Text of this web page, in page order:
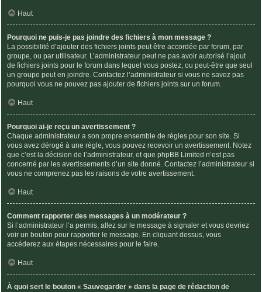
Haut
Pourquoi ne puis-je pas joindre des fichiers à mon message ?
La possibilité d’ajouter des fichiers joints peut être accordée par forum, par
groupe, ou par utilisateur. L’administrateur peut ne pas avoir autorisé l’ajout
de fichiers joints pour le forum dans lequel vous postez, ou peut-être que seul
un groupe peut en joindre. Contactez l’administrateur si vous ne savez pas
pourquoi vous ne pouvez pas ajouter de fichiers joints sur un forum.
Haut
Pourquoi ai-je reçu un avertissement ?
Chaque administrateur a son propre ensemble de règles pour son site. Si
vous avez dérogé à une règle, vous pouvez recevoir un avertissement. Notez
que c’est la décision de l’administrateur, et que phpBB Limited n’est pas
concerné par les avertissements d’un site donné. Contactez l’administrateur si
vous ne comprenez pas les raisons de votre avertissement.
Haut
Comment rapporter des messages à un modérateur ?
Si l’administrateur l’a permis, allez sur le message à signaler et vous devriez
voir un bouton pour rapporter le message. En cliquant dessus, vous
accéderez aux étapes nécessaires pour le faire.
Haut
À quoi sert le bouton « Sauvegarder » dans la page de rédaction de